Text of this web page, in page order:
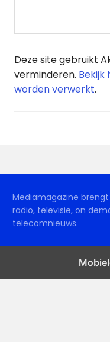
Deze site gebruikt
verminderen. Bekijk
worden verwerkt.
Mediamagazine
radio, televisie, on
telecomnieuws.